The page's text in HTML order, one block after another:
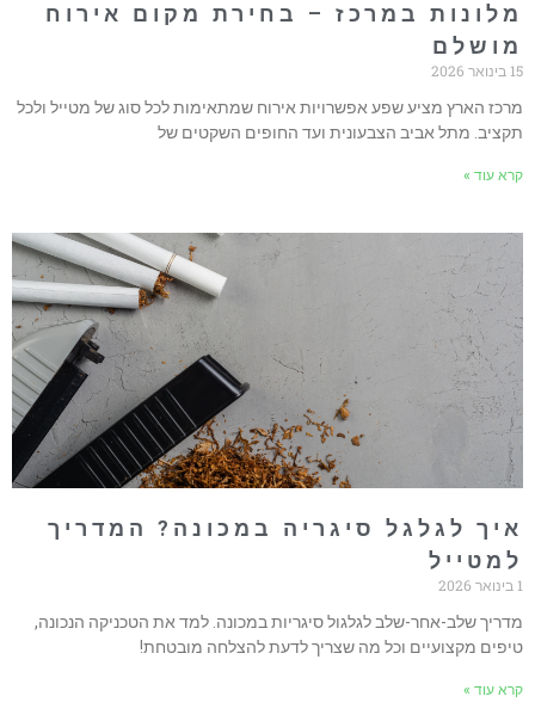
במרכז – בחירת מקום אירוח
הארץ מציע שפע אפשרויות אירוח שמתאימות לכל סוג של מטייל ולכל
מתל אביב הצבעונית ועד החופים השקטים של
עוד »
לגלגל סיגריה במכונה? המדריך
שלב-אחר-שלב לגלגול סיגריות במכונה. למד את הטכניקה הנכונה,
מקצועיים וכל מה שצריך לדעת להצלחה מובטחת!
עוד »